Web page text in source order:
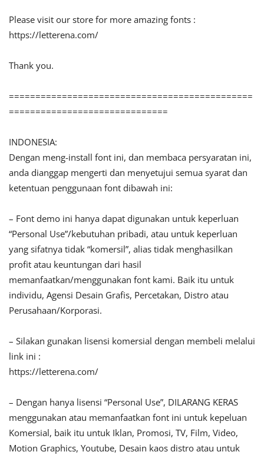
Please visit our store for more amazing fonts :
https://letterena.com/
Thank you.
==============================================
==============================
INDONESIA:
Dengan meng-install font ini, dan membaca persyaratan ini,
anda dianggap mengerti dan menyetujui semua syarat dan
ketentuan penggunaan font dibawah ini:
– Font demo ini hanya dapat digunakan untuk keperluan
“Personal Use”/kebutuhan pribadi, atau untuk keperluan
yang sifatnya tidak “komersil”, alias tidak menghasilkan
profit atau keuntungan dari hasil
memanfaatkan/menggunakan font kami. Baik itu untuk
individu, Agensi Desain Grafis, Percetakan, Distro atau
Perusahaan/Korporasi.
– Silakan gunakan lisensi komersial dengan membeli melalui
link ini :
https://letterena.com/
– Dengan hanya lisensi “Personal Use”, DILARANG KERAS
menggunakan atau memanfaatkan font ini untuk kepeluan
Komersial, baik itu untuk Iklan, Promosi, TV, Film, Video,
Motion Graphics, Youtube, Desain kaos distro atau untuk